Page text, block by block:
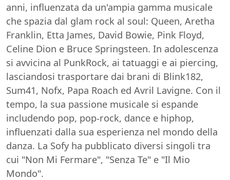
anni, influenzata da un'ampia gamma musicale
che spazia dal glam rock al soul: Queen, Aretha
Franklin, Etta James, David Bowie, Pink Floyd,
Celine Dion e Bruce Springsteen. In adolescenza
si avvicina al PunkRock, ai tatuaggi e ai piercing,
lasciandosi trasportare dai brani di Blink182,
Sum41, Nofx, Papa Roach ed Avril Lavigne. Con il
tempo, la sua passione musicale si espande
includendo pop, pop-rock, dance e hiphop,
influenzati dalla sua esperienza nel mondo della
danza. La Sofy ha pubblicato diversi singoli tra
cui "Non Mi Fermare", "Senza Te" e "Il Mio
Mondo".